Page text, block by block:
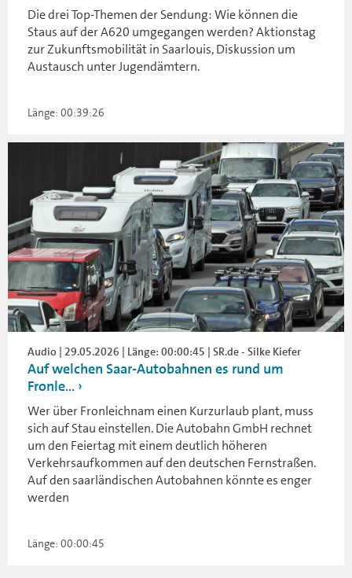
Die drei Top-Themen der Sendung: Wie können die
Staus auf der A620 umgegangen werden? Aktionstag
zur Zukunftsmobilität in Saarlouis, Diskussion um
Austausch unter Jugendämtern.
Länge: 00:39:26
Audio | 29.05.2026 | Länge: 00:00:45 | SR.de - Silke Kiefer
Auf welchen Saar-Autobahnen es rund um
Fronle...
Wer über Fronleichnam einen Kurzurlaub plant, muss
sich auf Stau einstellen. Die Autobahn GmbH rechnet
um den Feiertag mit einem deutlich höheren
Verkehrsaufkommen auf den deutschen Fernstraßen.
Auf den saarländischen Autobahnen könnte es enger
werden
Länge: 00:00:45